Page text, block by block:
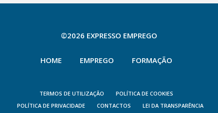
©2026 EXPRESSO EMPREGO
HOME EMPREGO FORMAÇÃO
TERMOS DE UTILIZAÇÃO
POLÍTICA DE COOKIES
POLÍTICA DE PRIVACIDADE
CONTACTOS LEI DA TRANSPARÊNCIA